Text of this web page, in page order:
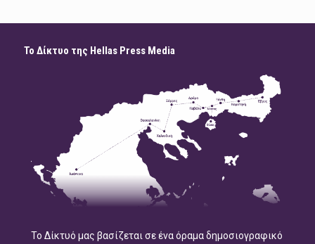
Το Δίκτυο της Hellas Press Media
Το Δίκτυό μας βασίζεται σε ένα όραμα δημοσιογραφικό